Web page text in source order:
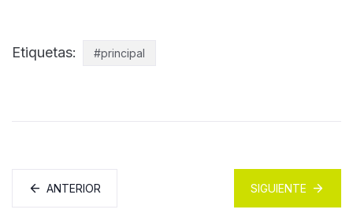
Etiquetas: #principal
ANTERIOR SIGUIENTE